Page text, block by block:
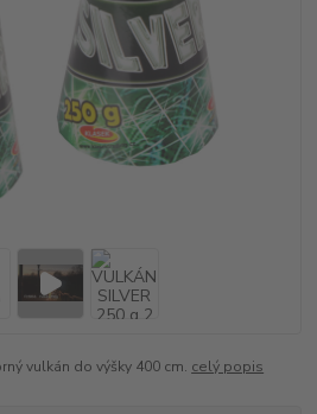
vulkán do výšky 400 cm. celý popis